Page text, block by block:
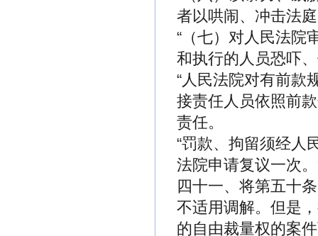
者以哄闹、冲击法
“（七）对人民法院
和执行的人员恐吓
“人民法院对有前款
接责任人员依照前
责任。
“罚款、拘留须经人
法院申请复议一次
四十一、将第五十
不适用调解。但是
的自由裁量权的案